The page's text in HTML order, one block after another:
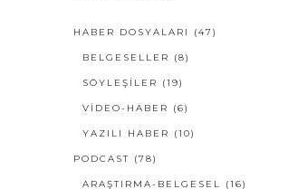
HABER DOSYALARI (47)
BELGESELLER (8)
SÖYLEŞILER (19)
VIDEO-HABER (6)
YAZILI HABER (10)
PODCAST (78)
ARAŞTIRMA-BELGESEL (16)